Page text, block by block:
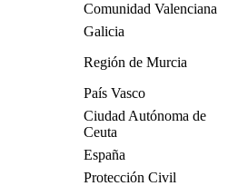
Comunidad Valenciana
Galicia
Región de Murcia
País Vasco
Ciudad Autónoma de
Ceuta
España
Protección Civil